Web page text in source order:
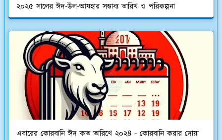
২০২৫ সালের ঈদ-উল-আযহার সম্ভাব্য তারিখ ও পরিকল্পনা
এবারের কোরবানি ঈদ কত তারিখে ২০২৪ - কোরবানি করার দোয়া